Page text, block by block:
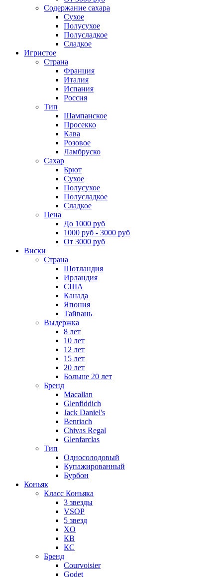
Содержание сахара
Сухое
Полусухое
Полусладкое
Сладкое
Игристое
Страна
Франция
Италия
Испания
Россия
Тип
Шампанское
Просекко
Кава
Розовое
Ламбруско
Сахар
Брют
Сухое
Полусухое
Полусладкое
Сладкое
Цена
До 1000 руб
1000 руб - 3000 руб
От 3000 руб
Виски
Страна
Шотландия
Ирландия
США
Канада
Япония
Тайвань
Выдержка
8 лет
10 лет
12 лет
15 лет
20 лет
Больше 20 лет
Бренд
Macallan
Glenfiddich
Jack Daniel's
Benriach
Chivas Regal
Glenfarclas
Тип
Односолодовый
Купажированный
Бурбон
Коньяк
Класс Коньяка
3 звезды
VSOP
5 звезд
XO
КВ
КС
Бренд
Courvoisier
Godet